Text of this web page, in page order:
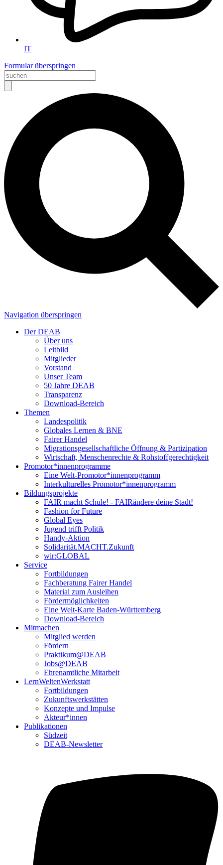
IT
Formular überspringen
Navigation überspringen
Der DEAB
Über uns
Leitbild
Mitglieder
Vorstand
Unser Team
50 Jahre DEAB
Transparenz
Download-Bereich
Themen
Landespolitik
Globales Lernen & BNE
Fairer Handel
Migrationsgesellschaftliche Öffnung & Partizipation
Wirtschaft, Menschenrechte & Rohstoffgerechtigkeit
Promotor*innen­programme
Eine Welt-Promotor*innenprogramm
Interkulturelles Promotor*innenprogramm
Bildungsprojekte
FAIR macht Schule! - FAIRändere deine Stadt!
Fashion for Future
Global Eyes
Jugend trifft Politik
Handy-Aktion
Solidarität.MACHT.Zukunft
wir:GLOBAL
Service
Fortbildungen
Fachberatung Fairer Handel
Material zum Ausleihen
Fördermöglichkeiten
Eine Welt-Karte Baden-Württemberg
Download-Bereich
Mitmachen
Mitglied werden
Fördern
Praktikum@DEAB
Jobs@DEAB
Ehrenamtliche Mitarbeit
LernWeltenWerkstatt
Fortbildungen
Zukunftswerkstätten
Konzepte und Impulse
Akteur*innen
Publikationen
Südzeit
DEAB-Newsletter